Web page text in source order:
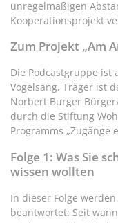
unregelmäßigen
Kooperationsprojekt
Zum Projekt „Am
Die Podcastgruppe ist
Vogelsang, Träger ist
Norbert Burger
durch die Stiftung
Programms „Zugänge
Folge 1: Was Sie
wissen wollten
In dieser Folge
beantwortet: Seit